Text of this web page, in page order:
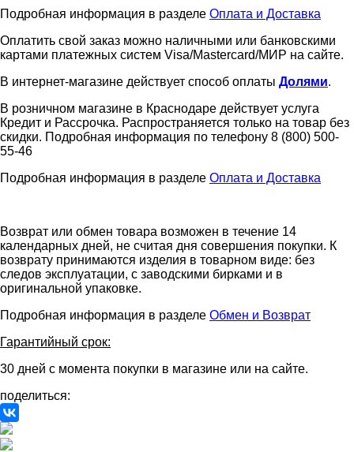
Подробная информация в разделе Оплата и Доставка
Оплатить свой заказ можно наличными или банковскими
картами платежных систем Visa/Mastercard/МИР на сайте.
В интернет-магазине действует способ оплаты Долями.
В розничном магазине в Краснодаре действует услуга
Кредит и Рассрочка. Распространяется только на товар без
скидки. Подробная информация по телефону 8 (800) 500-
55-46
Подробная информация в разделе Оплата и Доставка
Возврат или обмен товара возможен в течение 14
календарных дней, не считая дня совершения покупки. К
возврату принимаются изделия в товарном виде: без
следов эксплуатации, с заводскими бирками и в
оригинальной упаковке.
Подробная информация в разделе Обмен и Возврат
Гарантийный срок:
30 дней с момента покупки в магазине или на сайте.
поделиться: